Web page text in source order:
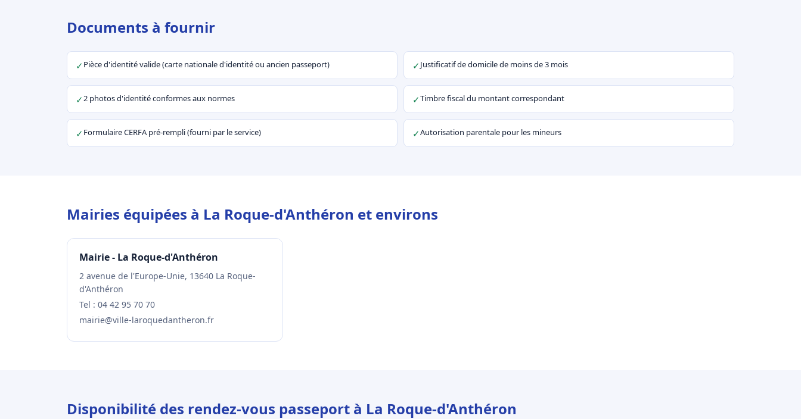
Documents à fournir
✓ Pièce d'identité valide (carte nationale d'identité ou ancien passeport) ✓Justificatif de domicile de moins de 3 mois
✓2 photos d'identité conformes aux normes ✓Timbre fiscal du montant correspondant
✓ Formulaire CERFA pré-rempli (fourni par le service) ✓Autorisation parentale pour les mineurs
Mairies équipées à La Roque-d'Anthéron et environs
Mairie - La Roque-d'Anthéron
2 avenue de l'Europe-Unie, 13640 La Roque-
d'Anthéron
Tel : 04 42 95 70 70
mairie@ville-laroquedantheron.fr
Disponibilité des rendez-vous passeport à La Roque-d'Anthéron